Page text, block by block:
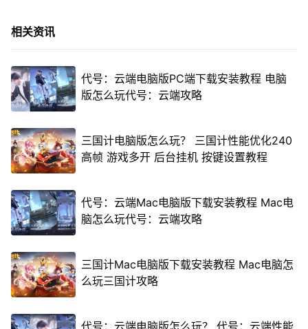
相关资讯
代号：云端电脑版PC端下载安装教程 电脑
版怎么玩代号：云端攻略
三国计电脑版怎么玩？ 三国计性能优化240
高帧 游戏多开 后台挂机 按键设置教程
代号：云端Mac电脑版下载安装教程 Mac电
脑怎么玩代号：云端攻略
三国计Mac电脑版下载安装教程 Mac电脑怎
么玩三国计攻略